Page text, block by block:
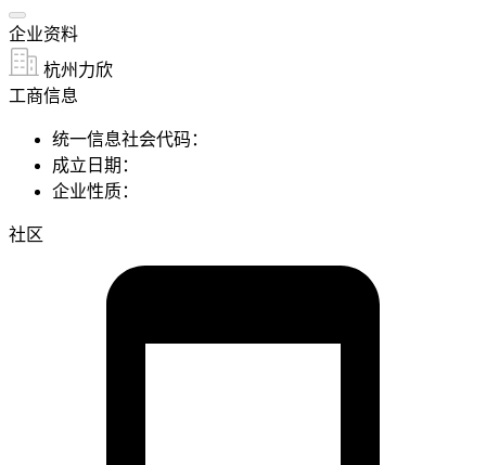
企业资料
杭州力欣
工商信息
统一信息社会代码：
成立日期：
企业性质：
社区